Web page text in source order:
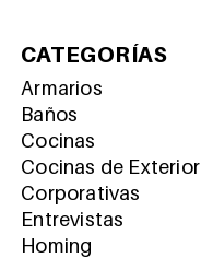
CATEGORÍAS
Armarios
Baños
Cocinas
Cocinas de Exterior
Corporativas
Entrevistas
Homing